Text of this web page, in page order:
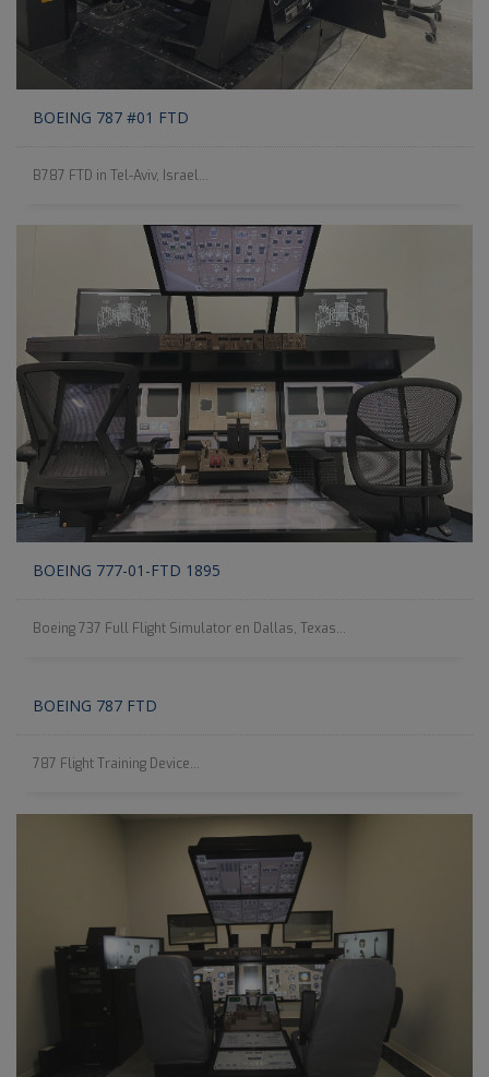
BOEING 787 #01 FTD
B787 FTD in Tel-Aviv, Israel...
BOEING 777-01-FTD 1895
Boeing 737 Full Flight Simulator en Dallas, Texas...
BOEING 787 FTD
787 Flight Training Device...